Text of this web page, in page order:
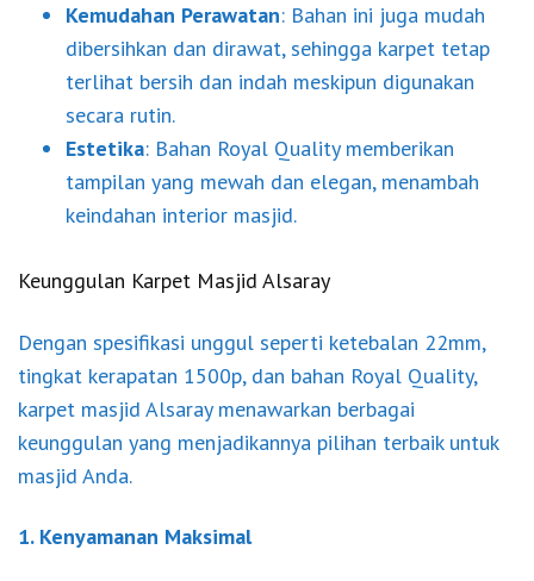
Kemudahan Perawatan: Bahan ini juga mudah
dibersihkan dan dirawat, sehingga karpet tetap
terlihat bersih dan indah meskipun digunakan
secara rutin.
Estetika: Bahan Royal Quality memberikan
tampilan yang mewah dan elegan, menambah
keindahan interior masjid.
Keunggulan Karpet Masjid Alsaray
Dengan spesifikasi unggul seperti ketebalan 22mm,
tingkat kerapatan 1500p, dan bahan Royal Quality,
karpet masjid Alsaray menawarkan berbagai
keunggulan yang menjadikannya pilihan terbaik untuk
masjid Anda.
1. Kenyamanan Maksimal